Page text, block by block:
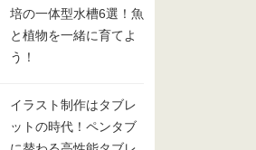
培の一体型水槽6選！魚
と植物を一緒に育てよ
う！
イラスト制作はタブレ
ットの時代！ペンタブ